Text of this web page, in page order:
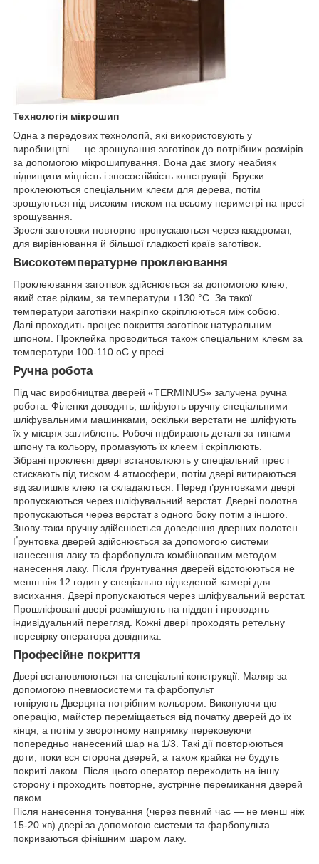
Технологія мікрошип
Одна з передових технологій, які використовують у
виробництві — це зрощування заготівок до потрібних розмірів
за допомогою мікрошипування. Вона дає змогу неабияк
підвищити міцність і зносостійкість конструкції. Бруски
проклеюються спеціальним клеєм для дерева, потім
зрощуються під високим тиском на всьому периметрі на пресі
зрощування.
Зрослі заготовки повторно пропускаються через квадромат,
для вирівнювання й більшої гладкості країв заготівок.
Високотемпературне проклеювання
Проклеювання заготівок здійснюється за допомогою клею,
який стає рідким, за температури +130 °C. За такої
температури заготівки накріпко скріплюються між собою.
Далі проходить процес покриття заготівок натуральним
шпоном. Проклейка проводиться також спеціальним клеєм за
температури 100-110 oС у пресі.
Ручна робота
Під час виробництва дверей «TERMINUS» залучена ручна
робота. Філенки доводять, шліфують вручну спеціальними
шліфувальними машинками, оскільки верстати не шліфують
їх у місцях заглиблень. Робочі підбирають деталі за типами
шпону та кольору, промазують їх клеєм і скріплюють.
Зібрані проклеєні двері встановлюють у спеціальний прес і
стискають під тиском 4 атмосфери, потім двері витираються
від залишків клею та складаються. Перед ґрунтовками двері
пропускаються через шліфувальний верстат. Дверні полотна
пропускаються через верстат з одного боку потім з іншого.
Знову-таки вручну здійснюється доведення дверних полотен.
Ґрунтовка дверей здійснюється за допомогою системи
нанесення лаку та фарбопульта комбінованим методом
нанесення лаку. Після ґрунтування дверей відстоюються не
менш ніж 12 годин у спеціально відведеной камері для
висихання. Двері пропускаються через шліфувальний верстат.
Прошліфовані двері розміщують на піддон і проводять
індивідуальний перегляд. Кожні двері проходять ретельну
перевірку оператора довідника.
Професійне покриття
Двері встановлюються на спеціальні конструкції. Маляр за
допомогою пневмосистеми та фарбопульт
тонірують Дверцята потрібним кольором. Виконуючи цю
операцію, майстер переміщається від початку дверей до їх
кінця, а потім у зворотному напрямку перековуючи
попередньо нанесений шар на 1/3. Такі дії повторюються
доти, поки вся сторона дверей, а також крайка не будуть
покриті лаком. Після цього оператор переходить на іншу
сторону і проходить повторне, зустрічне перемикання дверей
лаком.
Після нанесення тонування (через певний час — не менш ніж
15-20 хв) двері за допомогою системи та фарбопульта
покриваються фінішним шаром лаку.